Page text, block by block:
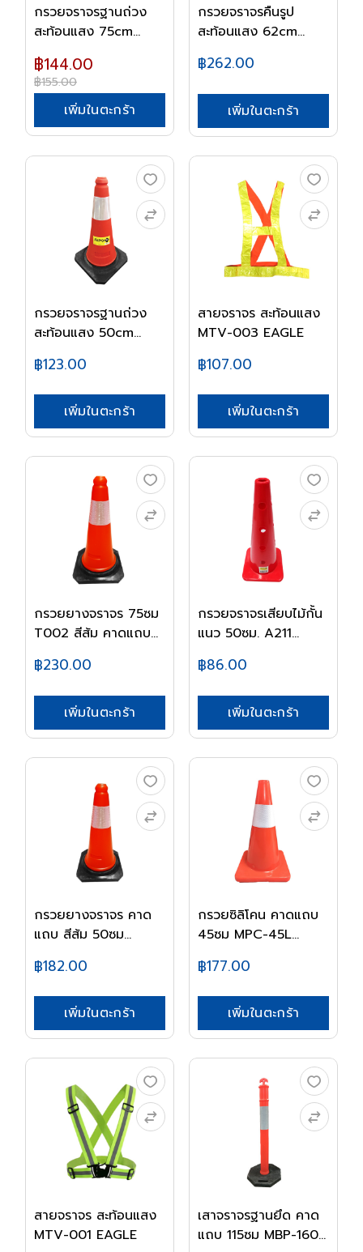
กรวยจราจรฐานถ่วง
สะท้อนแสง 75cm
฿144.00
฿155.00
เพิ่มในตะกร้า
กรวยจราจรคืนรูป
สะท้อนแสง 62cm
฿262.00
เพิ่มในตะกร้า
กรวยจราจรฐานถ่วง
สะท้อนแสง 50cm
฿123.00
เพิ่มในตะกร้า
สายจราจร สะท้อนแสง
MTV-003 EAGLE
฿107.00
เพิ่มในตะกร้า
กรวยยางจราจร 75ซม
T002 สีส้ม คาดแถบ...
฿230.00
เพิ่มในตะกร้า
กรวยจราจรเสียบไม้กั้น
แนว 50ซม. A211...
฿86.00
เพิ่มในตะกร้า
กรวยยางจราจร คาด
แถบ สีส้ม 50ซม
฿182.00
เพิ่มในตะกร้า
กรวยซิลิโคน คาดแถบ
45ซม MPC-45L
฿177.00
เพิ่มในตะกร้า
สายจราจร สะท้อนแสง
MTV-001 EAGLE
เสาจราจรฐานยึด คาด
แถบ 115ซม MBP-160...